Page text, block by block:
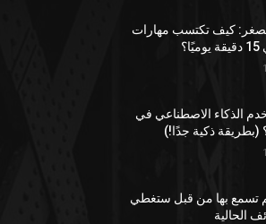
كيف تكتسب مهارات
الذكاء الاصطناعي في
(بطريقة ذكية جدًا!)
تسمع بها من قبل ستغطي
الحالية